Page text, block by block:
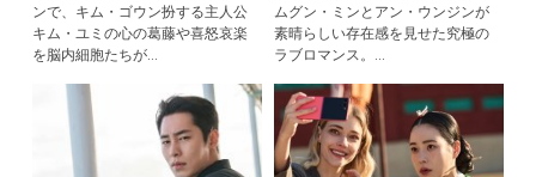
ンで、キム・ゴウン扮する主人公
キム・ユミの心の葛藤や喜怒哀楽
を脳内細胞たちが...
ムグン・ミンとアン・ウンジンが
素晴らしい存在感を見せた究極の
ラブロマンス。...